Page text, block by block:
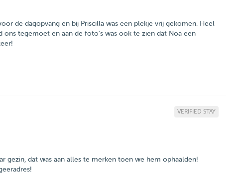
de dagopvang en bij Priscilla was een plekje vrij gekomen. Heel
tegemoet en aan de foto's was ook te zien dat Noa een
VERIFIED STAY
gezin, dat was aan alles te merken toen we hem ophaalden!